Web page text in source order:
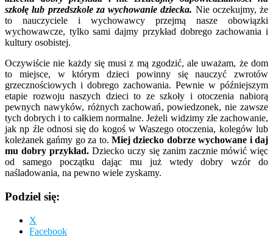
szkołę lub przedszkole za wychowanie dziecka. Nie oczekujmy, że
to nauczyciele i wychowawcy przejmą nasze obowiązki
wychowawcze, tylko sami dajmy przykład dobrego zachowania i
kultury osobistej.
Oczywiście nie każdy się musi z mą zgodzić, ale uważam, że dom
to miejsce, w którym dzieci powinny się nauczyć zwrotów
grzecznościowych i dobrego zachowania. Pewnie w późniejszym
etapie rozwoju naszych dzieci to ze szkoły i otoczenia nabiorą
pewnych nawyków, różnych zachowań, powiedzonek, nie zawsze
tych dobrych i to całkiem normalne. Jeżeli widzimy złe zachowanie,
jak np źle odnosi się do kogoś w Waszego otoczenia, kolegów lub
koleżanek gańmy go za to. Miej dziecko dobrze wychowane i daj
mu dobry przykład.Dziecko uczy się zanim zacznie mówić więc
od samego początku dając mu już wtedy dobry wzór do
naśladowania, na pewno wiele zyskamy.
Podziel się:
X
Facebook